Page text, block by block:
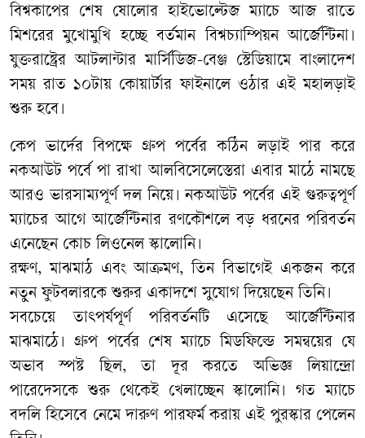
বিশ্বকাপের শেষ ষোলোর হাইভোল্টেজ ম্যাচে আজ রাতে
মিশরের মুখোমুখি হচ্ছে বর্তমান বিশ্বচ্যাম্পিয়ন আর্জেন্টিনা।
যুক্তরাষ্ট্রের আটলান্টার মার্সিডিজ-বেঞ্জ স্টেডিয়ামে বাংলাদেশ
সময় রাত ১০টায় কোয়ার্টার ফাইনালে ওঠার এই মহালড়াই
শুরু হবে।
কেপ ভার্দের বিপক্ষে গ্রুপ পর্বের কঠিন লড়াই পার করে
নকআউট পর্বে পা রাখা আলবিসেলেস্তেরা এবার মাঠে নামছে
আরও ভারসাম্যপূর্ণ দল নিয়ে। নকআউট পর্বের এই গুরুত্বপূর্ণ
ম্যাচের আগে আর্জেন্টিনার রণকৌশলে বড় ধরনের পরিবর্তন
এনেছেন কোচ লিওনেল স্কালোনি।
রক্ষণ, মাঝমাঠ এবং আক্রমণ, তিন বিভাগেই একজন করে
নতুন ফুটবলারকে শুরুর একাদশে সুযোগ দিয়েছেন তিনি।
​সবচেয়ে তাৎপর্যপূর্ণ পরিবর্তনটি এসেছে আর্জেন্টিনার
মাঝমাঠে। গ্রুপ পর্বের শেষ ম্যাচে মিডফিল্ডে সমন্বয়ের যে
অভাব স্পষ্ট ছিল, তা দূর করতে অভিজ্ঞ লিয়ান্দ্রো
পারেদেসকে শুরু থেকেই খেলাচ্ছেন স্কালোনি। গত ম্যাচে
বদলি হিসেবে নেমে দারুণ পারফর্ম করায় এই পুরস্কার পেলেন